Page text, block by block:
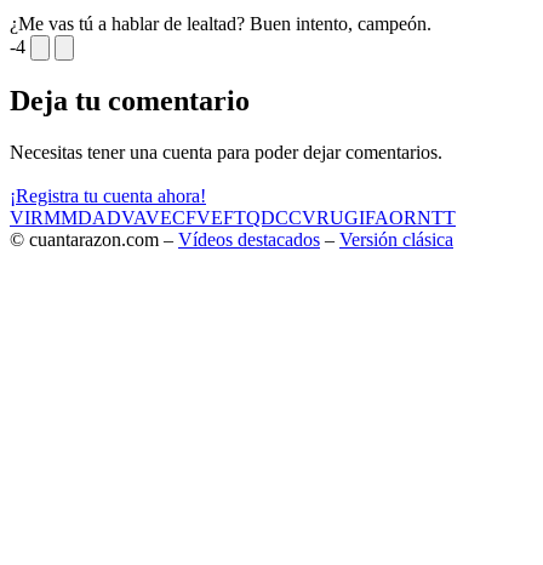
¿Me vas tú a hablar de lealtad? Buen intento, campeón.
-4
Deja tu comentario
Necesitas tener una cuenta para poder dejar comentarios.
¡Registra tu cuenta ahora!
VIRMMDADVAVECFVEFTQDCCVRUGIFAORNTT
© cuantarazon.com – Vídeos destacados – Versión clásica